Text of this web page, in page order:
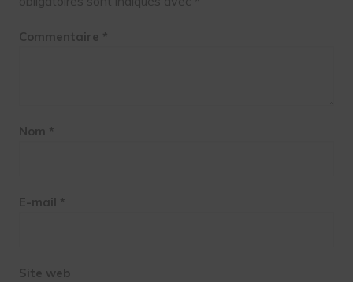
Commentaire *
Nom *
E-mail *
Site web